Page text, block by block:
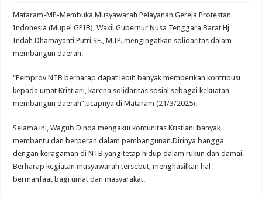
Dinda:
Solidaritas
Modal
Membangun
Mataram-MP-Membuka Musyawarah Pelayanan Gereja Protestan
Indonesia (Mupel GPIB), Wakil Gubernur Nusa Tenggara Barat Hj
Indah Dhamayanti Putri,SE., M.IP.,mengingatkan solidaritas dalam
membangun daerah.
“Pemprov NTB berharap dapat lebih banyak memberikan kontribusi
kepada umat Kristiani, karena solidaritas sosial sebagai kekuatan
membangun daerah”,ucapnya di Mataram (21/3/2025).
Selama ini, Wagub Dinda mengakui komunitas Kristiani banyak
membantu dan berperan dalam pembangunan.Dirinya bangga
dengan keragaman di NTB yang tetap hidup dalam rukun dan damai.
Berharap kegiatan musyawarah tersebut, menghasilkan hal
bermanfaat bagi umat dan masyarakat.